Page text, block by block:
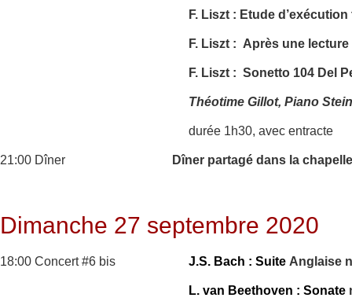
F. Liszt : Etude
F. Liszt : Après une lecture
F. Liszt : Sonetto 104 Del
Théotime Gillot, Piano
durée 1h30, avec entracte
21:00 Dîner Dîner partagé dans la chapelle
Dimanche 27 septembre 2020
18:00 Concert #6 bis J.S. Bach : Suite Anglaise
L. van Beethoven : Sonate